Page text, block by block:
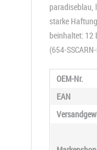
paradiseblau,
starke
beinhaltet: 12
(654-
OEM-Nr.
EAN